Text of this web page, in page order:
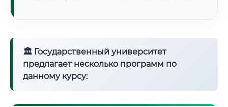
🏛 Государственный университет
предлагает несколько программ по
данному курсу: